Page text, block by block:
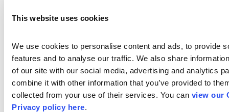
This website uses cookies
We use cookies to personalise content and ads, to provide
features and to analyse our traffic. We also share
of our site with our social media, advertising and analytics
combine it with other information that you’ve provided to
collected from your use of their services. You can view our
Privacy policy here.
SBT Ranking
15 praças
Audiê
Audiê